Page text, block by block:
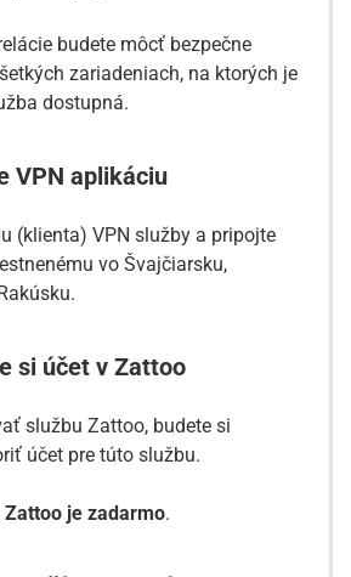
budete môcť bezpečne
zariadeniach, na ktorých je
dostupná.
VPN aplikáciu
(klienta) VPN služby a pripojte
vo Švajčiarsku,
si účet v Zattoo
službu Zattoo, budete si
účet pre túto službu.
je zadarmo.